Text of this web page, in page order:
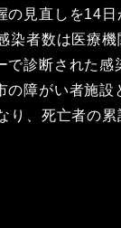
見直しを14
染者数は医療
で診断された
の障がい者施
、死亡者の累